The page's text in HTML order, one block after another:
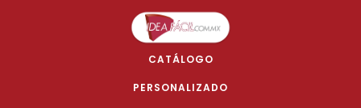
CATÁLOGO
PERSONALIZADO